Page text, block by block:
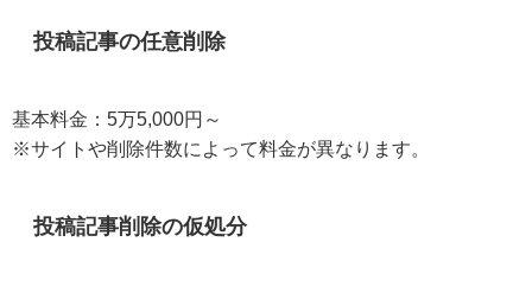
投稿記事の任意削除
基本料金：5万5,000円～
※サイトや削除件数によって料金が異なります。
投稿記事削除の仮処分